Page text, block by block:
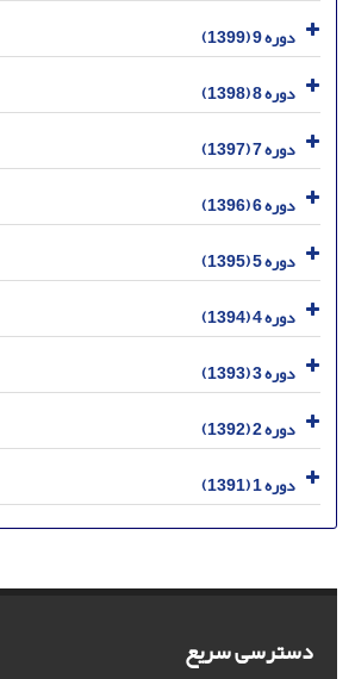
دوره 9 (1399)
دوره 8 (1398)
دوره 7 (1397)
دوره 6 (1396)
دوره 5 (1395)
دوره 4 (1394)
دوره 3 (1393)
دوره 2 (1392)
دوره 1 (1391)
دسترسی سریع